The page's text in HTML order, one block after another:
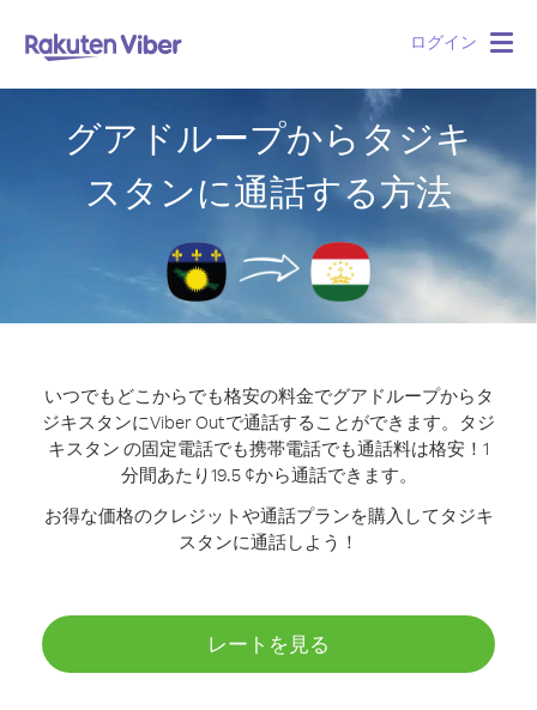
ログイン
グアドループからタジキ
スタンに通話する方法
いつでもどこからでも格安の料金でグアドループからタ
ジキスタンにViber Outで通話することができます。
タジ
キスタン の固定電話でも携帯電話でも通話料は格安！1
分間あたり19.5 ¢から通話できます。
お得な価格のクレジットや通話プランを購入してタジキ
スタンに通話しよう！
レートを見る